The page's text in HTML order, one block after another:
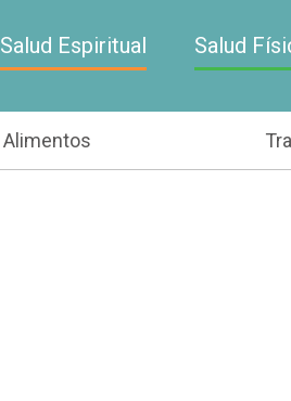
Salud Espiritual Salud
Alimentos